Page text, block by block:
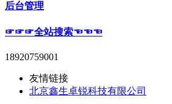
后台管理
☞☞☞全站搜索☜☜☜
18920759001
友情链接
北京鑫生卓锐科技有限公司